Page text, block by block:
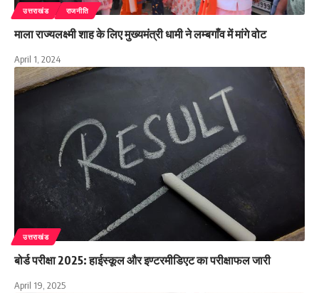
उत्तराखंड राजनीति
माला राज्यलक्ष्मी शाह के लिए मुख्यमंत्री धामी ने लम्बगाँव में मांगे वोट
April 1, 2024
उत्तराखंड
बोर्ड परीक्षा 2025: हाईस्कूल और इण्टरमीडिएट का परीक्षाफल जारी
April 19, 2025